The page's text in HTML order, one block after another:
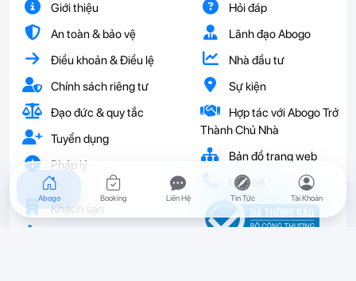
Giới thiệu
An toàn & bảo vệ
Điều khoản & Điều lệ
Chính sách riêng tư
Đạo đức & quy tắc
Tuyển dụng
Pháp lý
Hỏi đáp
Lãnh đạo Abogo
Nhà đầu tư
Sự kiện
Hợp tác với Abogo Trở
Thành Chủ Nhà
Bản đồ trang web
Liên hệ
Khách sạn
Abogo Booking Liên Hệ Tin Tức Tài Khoản